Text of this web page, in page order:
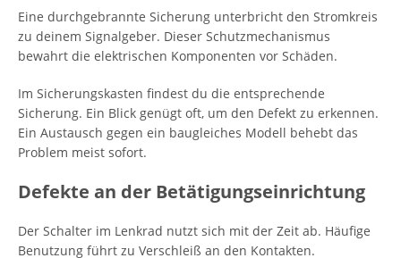
Eine durchgebrannte Sicherung unterbricht den Stromkreis
zu deinem Signalgeber. Dieser Schutzmechanismus
bewahrt die elektrischen Komponenten vor Schäden.
Im Sicherungskasten findest du die entsprechende
Sicherung. Ein Blick genügt oft, um den Defekt zu erkennen.
Ein Austausch gegen ein baugleiches Modell behebt das
Problem meist sofort.
Defekte an der Betätigungseinrichtung
Der Schalter im Lenkrad nutzt sich mit der Zeit ab. Häufige
Benutzung führt zu Verschleiß an den Kontakten.